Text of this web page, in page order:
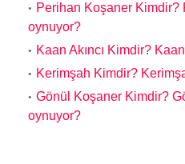
Perihan Koşaner
oynuyor?
Kaan Akıncı Kimdir?
Kerimşah Kimdir?
Gönül Koşaner Kimdir?
oynuyor?